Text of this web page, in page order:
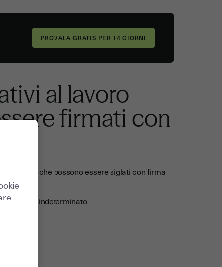
al lavoro
firmati con
che possono essere siglati con firma
o indeterminato